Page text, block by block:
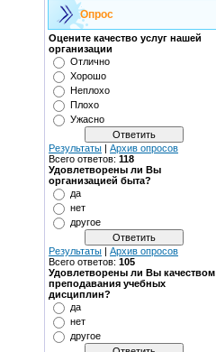
Опрос
Оцените качество услуг нашей
организации
Отлично
Хорошо
Неплохо
Плохо
Ужасно
Результаты | Архив опросов
Всего ответов: 118
Удовлетворены ли Вы
организацией быта?
да
нет
другое
Результаты | Архив опросов
Всего ответов: 105
Удовлетворены ли Вы качеством
преподавания учебных
дисциплин?
да
нет
другое